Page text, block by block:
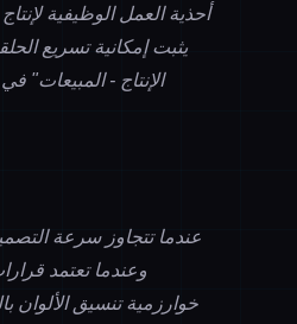
أحذية العمل الوظيفية
يثبت إمكانية تسريع
الإنتاج - المبيعات"
عندما تتجاوز سرعة
وعندما تعتمد
خوارزمية تنسيق الألوان